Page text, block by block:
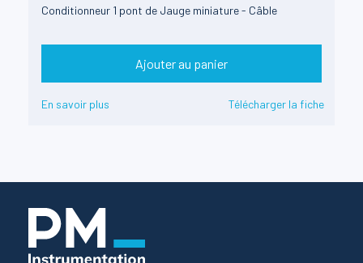
Conditionneur 1 pont de Jauge miniature - Câble
Ajouter au panier
En savoir plus Télécharger la fiche